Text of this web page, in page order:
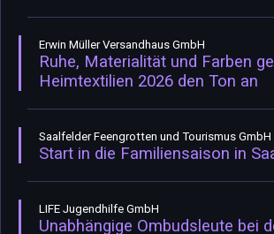
Erwin Müller Versandhaus GmbH
Ruhe, Materialität und Farben
Heimtextilien 2026 den Ton an
Saalfelder Feengrotten und Tourismus GmbH
Start in die Familiensaison in
LIFE Jugendhilfe GmbH
Unabhängige Ombudsleute bei